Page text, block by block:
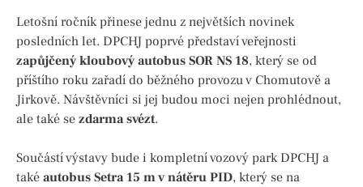
Letošní ročník přinese jednu z největších novinek
posledních let. DPCHJ poprvé představí veřejnosti
zapůjčený kloubový autobus SOR NS 18, který se od
příštího roku zařadí do běžného provozu v Chomutově a
Jirkově. Návštěvníci si jej budou moci nejen prohlédnout,
ale také se zdarma svézt.
Součástí výstavy bude i kompletní vozový park DPCHJ a
také autobus Setra 15 m v nátěru PID, který se na